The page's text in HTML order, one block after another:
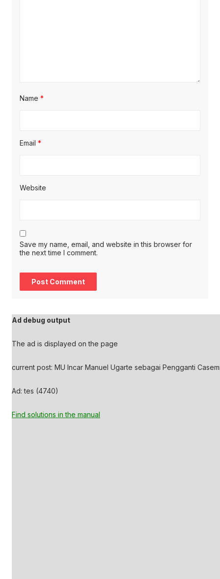
Name *
Email *
Website
Save my name, email, and website in this browser for
the next time I comment.
Ad debug output
The ad is displayed on the page
current post: MU Incar Manuel Ugarte sebagai Pengganti
Ad: tes (4740)
Find solutions in the manual